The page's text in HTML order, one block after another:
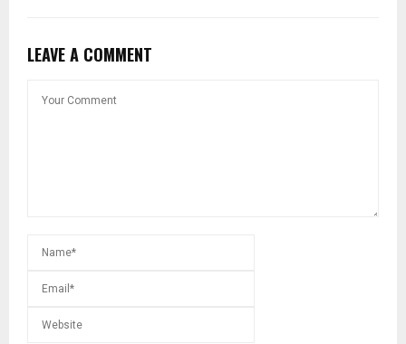
LEAVE A COMMENT